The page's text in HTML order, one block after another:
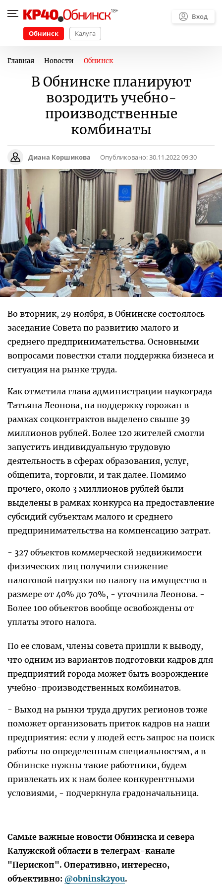
Обнинск Калуга
Вход
Главная Новости Обнинск
В Обнинске планируют
возродить учебно-
производственные
комбинаты
Диана Коршикова Опубликовано:30.11.2022 09:30
Во вторник, 29 ноября, в Обнинске состоялось
заседание Совета по развитию малого и
среднего предпринимательства. Основными
вопросами повестки стали поддержка бизнеса и
ситуация на рынке труда.
Как отметила глава администрации наукограда
Татьяна Леонова, на поддержку горожан в
рамках соцконтрактов выделено свыше 39
миллионов рублей. Более 120 жителей смогли
запустить индивидуальную трудовую
деятельность в сферах образования, услуг,
общепита, торговли, и так далее. Помимо
прочего, около 3 миллионов рублей были
выделены в рамках конкурса на предоставление
субсидий субъектам малого и среднего
предпринимательства на компенсацию затрат.
- 327 объектов коммерческой недвижимости
физических лиц получили снижение
налоговой нагрузки по налогу на имущество в
размере от 40% до 70%, - уточнила Леонова. -
Более 100 объектов вообще освобождены от
уплаты этого налога.
По ее словам, члены совета пришли к выводу,
что одним из вариантов подготовки кадров для
предприятий города может быть возрождение
учебно-производственных комбинатов.
- Выход на рынки труда других регионов тоже
поможет организовать приток кадров на наши
предприятия: если у людей есть запрос на поиск
работы по определенным специальностям, а в
Обнинске нужны такие работники, будем
привлекать их к нам более конкурентными
условиями, - подчеркнула градоначальница.
Самые важные новости Обнинска и севера
Калужской области в телеграм-канале
"Перископ". Оперативно, интересно,
объективно: @obninsk2you.